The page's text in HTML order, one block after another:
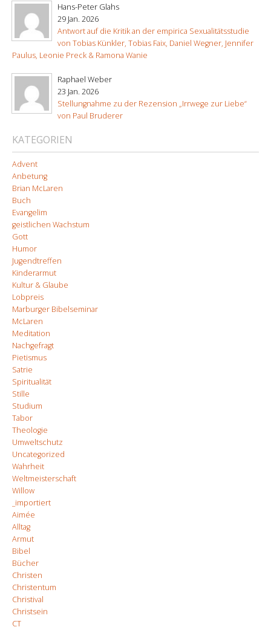
Hans-Peter Glahs
29 Jan. 2026
Antwort auf die Kritik an der empirica Sexualitätsstudie
von Tobias Künkler, Tobias Faix, Daniel Wegner, Jennifer
Paulus, Leonie Preck & Ramona Wanie
Raphael Weber
23 Jan. 2026
Stellungnahme zu der Rezension „Irrwege zur Liebe“
von Paul Bruderer
KATEGORIEN
Advent
Anbetung
Brian McLaren
Buch
Evangelim
geistlichen Wachstum
Gott
Humor
Jugendtreffen
Kinderarmut
Kultur & Glaube
Lobpreis
Marburger Bibelseminar
McLaren
Meditation
Nachgefragt
Pietismus
Satrie
Spiritualität
Stille
Studium
Tabor
Theologie
Umweltschutz
Uncategorized
Wahrheit
Weltmeisterschaft
Willow
_importiert
Aimée
Alltag
Armut
Bibel
Bücher
Christen
Christentum
Christival
Christsein
CT